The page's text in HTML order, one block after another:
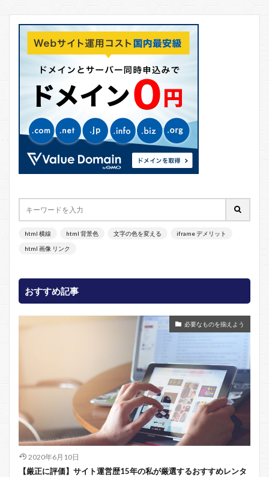
html 横線 html 背景色 文字の色を変える iframe デメリット
html 画像 リンク
おすすめ記事
必要なものを揃えよう
2020年6月10日
【厳正に評価】サイト運営歴15年の私が厳選するおすすめレンタ